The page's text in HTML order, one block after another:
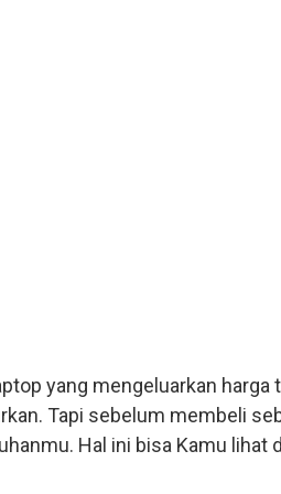
yang mengeluarkan
Tapi sebelum membeli
Hal ini bisa Kamu lihat